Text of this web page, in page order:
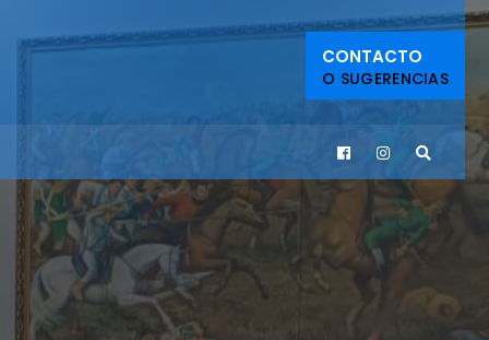
CONTACTO
O SUGERENCIAS